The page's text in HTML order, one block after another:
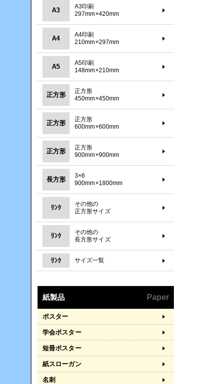
A3
A3印刷
297mm×420mm
A4
A4印刷
210mm×297mm
A5
A5印刷
148mm×210mm
正方形
正方形
450mm×450mm
正方形
正方形
600mm×600mm
正方形
正方形
900mm×900mm
長方形
3×6
900mm×1800mm
ﾘﾝｸ
その他の
正方形サイズ
ﾘﾝｸ
その他の
長方形サイズ
ﾘﾝｸ サイズ一覧
紙製品 Paper
ポスター
学会ポスター
短冊ポスター
紙スローガン
名刺